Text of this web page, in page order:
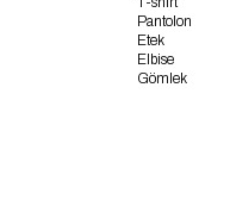
Pantolon
Etek
Elbise
Gömlek